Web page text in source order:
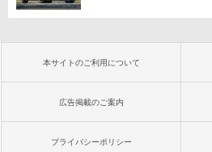
本サイトのご利用について
広告掲載のご案内
プライバシーポリシー